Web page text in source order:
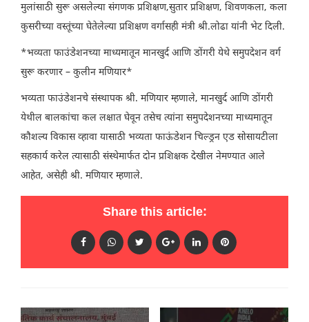
मुलांसाठी सुरू असलेल्या संगणक प्रशिक्षण,सुतार प्रशिक्षण, शिवणकला, कला
कुसरीच्या वस्तूंच्या घेतेलेल्या प्रशिक्षण वर्गासही मंत्री श्री.लोढा यांनी भेट दिली.
*भव्यता फाउंडेशनच्या माध्यमातून मानखुर्द आणि डोंगरी येथे समुपदेशन वर्ग
सुरू करणार – कुलीन मणियार*
भव्यता फाउंडेशनचे संस्थापक श्री. मणियार म्हणाले, मानखुर्द आणि डोंगरी
येथील बालकांचा कल लक्षात घेवून तसेच त्यांना समुपदेशनच्या माध्यमातून
कौशल्य विकास व्हावा यासाठी भव्यता फाऊंडेशन चिल्ड्रन एड सोसायटीला
सहकार्य करेल त्यासाठी संस्थेमार्फत दोन प्रशिक्षक देखील नेमण्यात आले
आहेत, असेही श्री. मणियार म्हणाले.
Share this article: